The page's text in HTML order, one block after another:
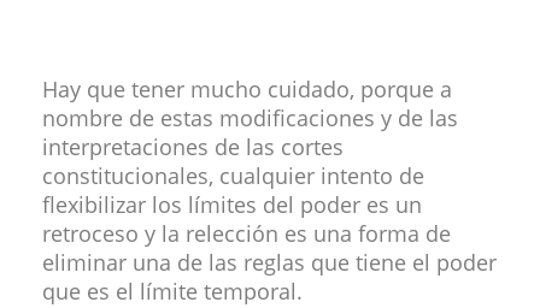
Hay que tener mucho cuidado, porque a
nombre de estas modificaciones y de las
interpretaciones de las cortes
constitucionales, cualquier intento de
flexibilizar los límites del poder es un
retroceso y la relección es una forma de
eliminar una de las reglas que tiene el poder
que es el límite temporal.